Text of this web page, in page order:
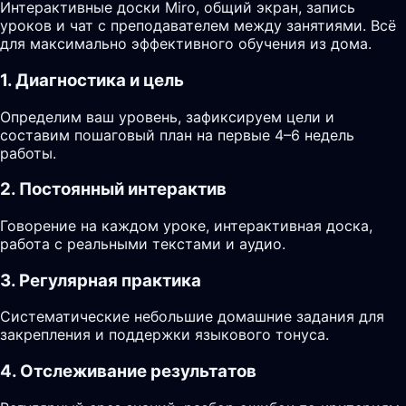
Интерактивные доски Miro, общий экран, запись
уроков и чат с преподавателем между занятиями. Всё
для максимально эффективного обучения из дома.
1. Диагностика и цель
Определим ваш уровень, зафиксируем цели и
составим пошаговый план на первые 4–6 недель
работы.
2. Постоянный интерактив
Говорение на каждом уроке, интерактивная доска,
работа с реальными текстами и аудио.
3. Регулярная практика
Систематические небольшие домашние задания для
закрепления и поддержки языкового тонуса.
4. Отслеживание результатов